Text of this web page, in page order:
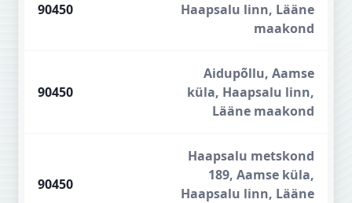
90450
Haapsalu linn, Lääne
maakond
90450
Aidupõllu, Aamse
küla, Haapsalu linn,
Lääne maakond
90450
Haapsalu metskond
189, Aamse küla,
Haapsalu linn, Lääne